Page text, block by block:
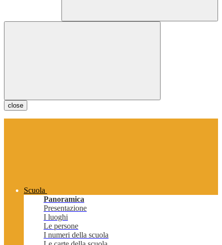
close
Scuola
Panoramica
Presentazione
I luoghi
Le persone
I numeri della scuola